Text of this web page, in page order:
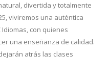
divertida y totalmente
viviremos una auténtica
con quienes
una enseñanza de calidad.
atrás las clases